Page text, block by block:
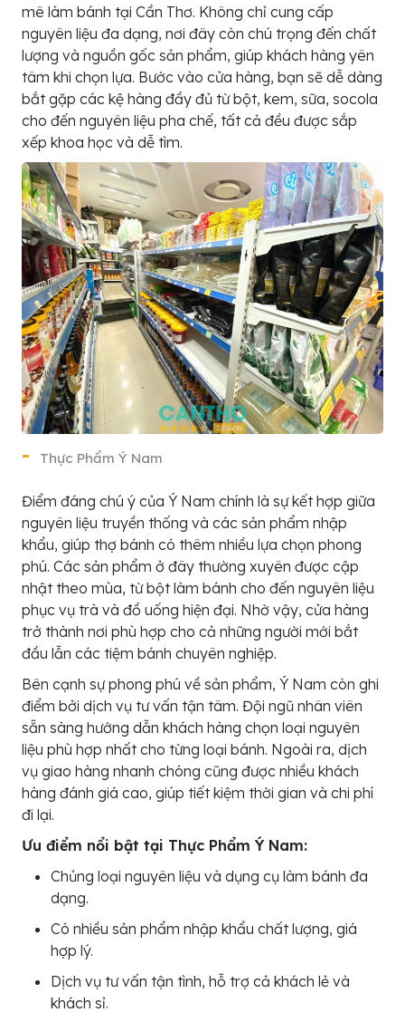
mê làm bánh tại Cần Thơ. Không chỉ cung cấp
nguyên liệu đa dạng, nơi đây còn chú trọng đến chất
lượng và nguồn gốc sản phẩm, giúp khách hàng yên
tâm khi chọn lựa. Bước vào cửa hàng, bạn sẽ dễ dàng
bắt gặp các kệ hàng đầy đủ từ bột, kem, sữa, socola
cho đến nguyên liệu pha chế, tất cả đều được sắp
xếp khoa học và dễ tìm.
Thực Phẩm Ý Nam
Điểm đáng chú ý của Ý Nam chính là sự kết hợp giữa
nguyên liệu truyền thống và các sản phẩm nhập
khẩu, giúp thợ bánh có thêm nhiều lựa chọn phong
phú. Các sản phẩm ở đây thường xuyên được cập
nhật theo mùa, từ bột làm bánh cho đến nguyên liệu
phục vụ trà và đồ uống hiện đại. Nhờ vậy, cửa hàng
trở thành nơi phù hợp cho cả những người mới bắt
đầu lẫn các tiệm bánh chuyên nghiệp.
Bên cạnh sự phong phú về sản phẩm, Ý Nam còn ghi
điểm bởi dịch vụ tư vấn tận tâm. Đội ngũ nhân viên
sẵn sàng hướng dẫn khách hàng chọn loại nguyên
liệu phù hợp nhất cho từng loại bánh. Ngoài ra, dịch
vụ giao hàng nhanh chóng cũng được nhiều khách
hàng đánh giá cao, giúp tiết kiệm thời gian và chi phí
đi lại.
Ưu điểm nổi bật tại Thực Phẩm Ý Nam:
Chủng loại nguyên liệu và dụng cụ làm bánh đa
dạng.
Có nhiều sản phẩm nhập khẩu chất lượng, giá
hợp lý.
Dịch vụ tư vấn tận tình, hỗ trợ cả khách lẻ và
khách sỉ.